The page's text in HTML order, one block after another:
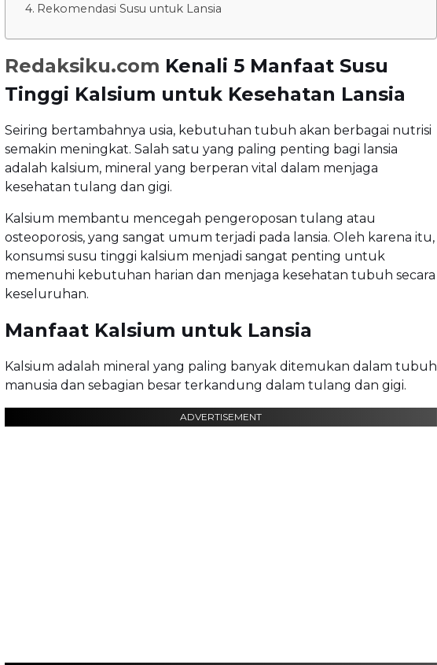
Rekomendasi Susu untuk Lansia
Redaksiku.com Kenali 5 Manfaat Susu
Tinggi Kalsium untuk Kesehatan Lansia
Seiring bertambahnya usia, kebutuhan tubuh akan berbagai nutrisi
semakin meningkat. Salah satu yang paling penting bagi lansia
adalah kalsium, mineral yang berperan vital dalam menjaga
kesehatan tulang dan gigi.
Kalsium membantu mencegah pengeroposan tulang atau
osteoporosis, yang sangat umum terjadi pada lansia. Oleh karena itu,
konsumsi susu tinggi kalsium menjadi sangat penting untuk
memenuhi kebutuhan harian dan menjaga kesehatan tubuh secara
keseluruhan.
Manfaat Kalsium untuk Lansia
Kalsium adalah mineral yang paling banyak ditemukan dalam tubuh
manusia dan sebagian besar terkandung dalam tulang dan gigi.
ADVERTISEMENT